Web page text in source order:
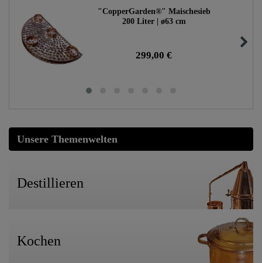
"CopperGarden®" Maischesieb
200 Liter | ø63 cm
299,00 €
Unsere Themenwelten
Destillieren
Kochen